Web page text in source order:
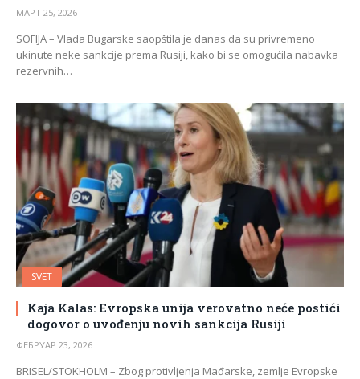
МАРТ 25, 2026
SOFIJA – Vlada Bugarske saopštila je danas da su privremeno
ukinute neke sankcije prema Rusiji, kako bi se omogućila nabavka
rezervnih…
SVET
Kaja Kalas: Evropska unija verovatno neće postići
dogovor o uvođenju novih sankcija Rusiji
ФЕБРУАР 23, 2026
BRISEL/STOKHOLM – Zbog protivljenja Mađarske, zemlje Evropske